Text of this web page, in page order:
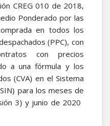
CREG 010 de 2018,
Ponderado por las
en todos los
(PPC), con
con precios
a una fórmula y los
(CVA) en el Sistema
para los meses de
3) y junio de 2020